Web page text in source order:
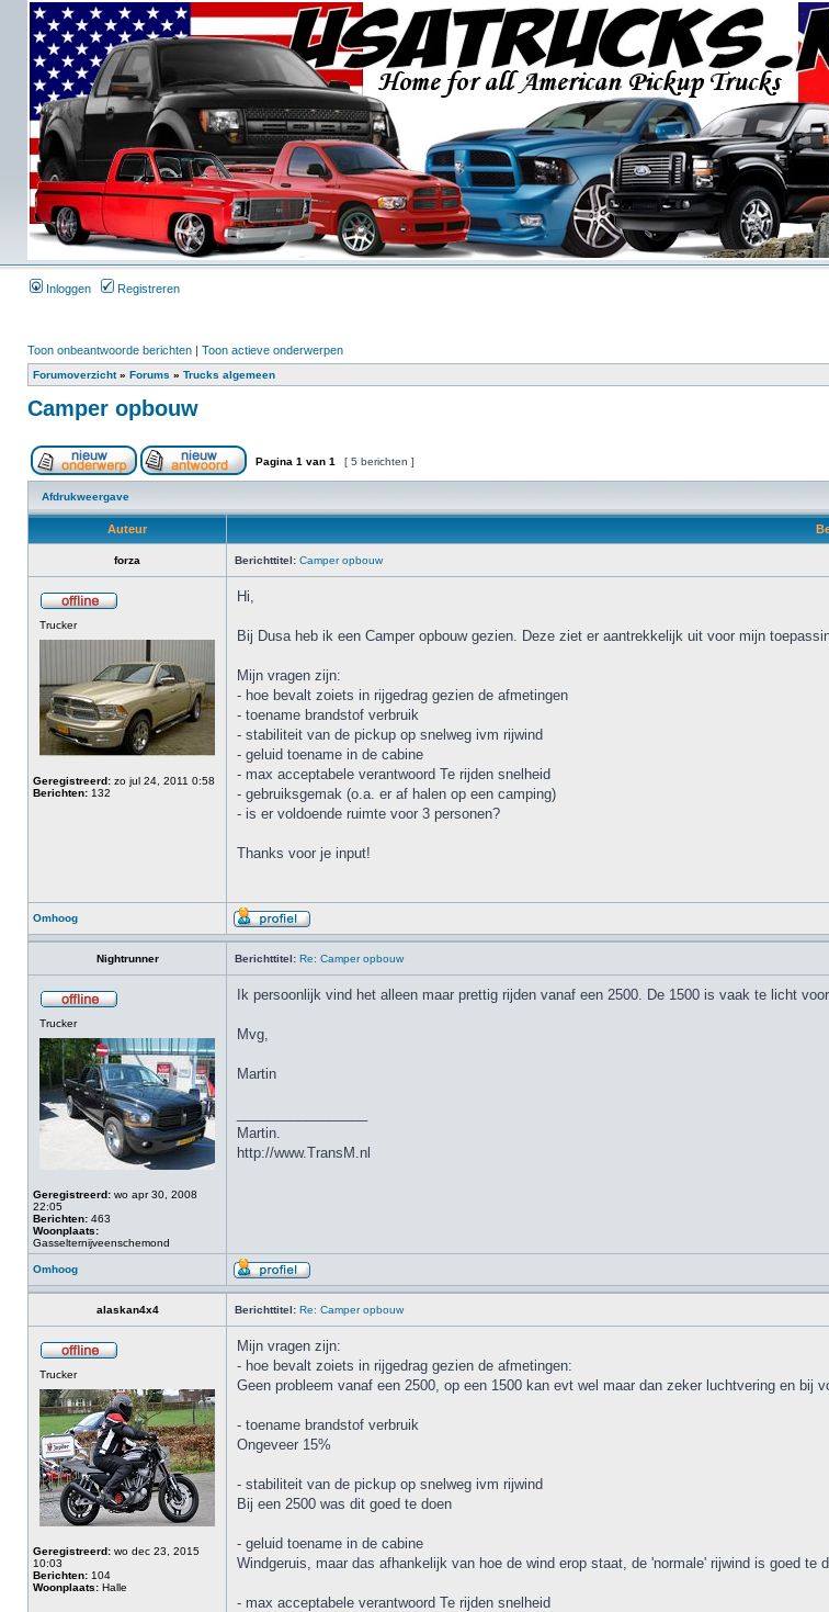
Inloggen Registreren
Toon onbeantwoorde berichten | Toon actieve onderwerpen
Forumoverzicht» Forums » Trucks algemeen
Camper opbouw
Pagina 1 van 1 [ 5 berichten ]
Afdrukweergave
Auteur
forza Berichttitel: Camper opbouw
Trucker
Geregistreerd: zo jul 24, 2011 0:58
Berichten: 132
Hi,
Bij Dusa heb ik een Camper opbouw gezien. Deze ziet er aantrekkelijk uit voor mijn
Mijn vragen zijn:
- hoe bevalt zoiets in rijgedrag gezien de afmetingen
- toename brandstof verbruik
- stabiliteit van de pickup op snelweg ivm rijwind
- geluid toename in de cabine
- max acceptabele verantwoord Te rijden snelheid
- gebruiksgemak (o.a. er af halen op een camping)
- is er voldoende ruimte voor 3 personen?
Thanks voor je input!
Omhoog
Nightrunner Berichttitel: Re: Camper opbouw
Trucker
Geregistreerd: wo apr 30, 2008
22:05
Berichten: 463
Woonplaats:
Gasselternijveenschemond
Ik persoonlijk vind het alleen maar prettig rijden vanaf een 2500. De 1500 is vaak te licht
Mvg,
Martin
Martin.
http://www.TransM.nl
Omhoog
alaskan4x4 Berichttitel: Re: Camper opbouw
Trucker
Geregistreerd: wo dec 23, 2015
10:03
Berichten: 104
Woonplaats: Halle
Mijn vragen zijn:
- hoe bevalt zoiets in rijgedrag gezien de afmetingen:
Geen probleem vanaf een 2500, op een 1500 kan evt wel maar dan zeker luchtvering en bij
- toename brandstof verbruik
Ongeveer 15%
- stabiliteit van de pickup op snelweg ivm rijwind
Bij een 2500 was dit goed te doen
- geluid toename in de cabine
Windgeruis, maar das afhankelijk van hoe de wind erop staat, de 'normale' rijwind is goed te
- max acceptabele verantwoord Te rijden snelheid